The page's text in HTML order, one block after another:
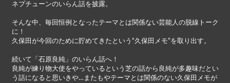
ネプチューンのいらん話を披露。
そんな中、毎回恒例となったテーマとは関係ない芸能人の脱線トーク
に！
久保田が今回のために貯めてきたという“久保田メモ”を取り出す。
続いて「石原良純」のいらん話へ！
良純が練り物大使をやっているという芝の話から良純が多趣味だとい
う話になると思いきや…またもやテーマとは関係のない久保田メモが